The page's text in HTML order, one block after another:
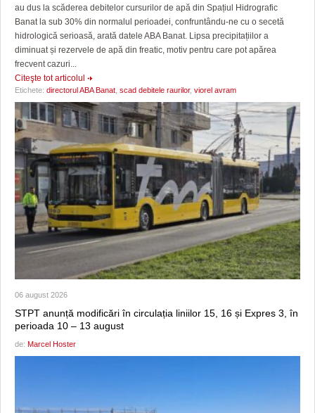
au dus la scăderea debitelor cursurilor de apă din Spațiul Hidrografic
Banat la sub 30% din normalul perioadei, confruntându-ne cu o secetă
hidrologică serioasă, arată datele ABA Banat. Lipsa precipitațiilor a
diminuat și rezervele de apă din freatic, motiv pentru care pot apărea
frecvent cazuri...
Citeşte tot articolul
Etichete: directorul ABA Banat scad debitele raurilor, viorel avram
06 august 2026
STPT anunță modificări în circulația liniilor 15, 16 și Expres 3, în
perioada 10 – 13 august
de: Marcel Hoster